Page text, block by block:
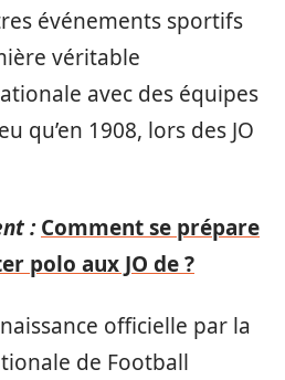
événements sportifs
véritable
avec des équipes
qu’en 1908, lors des JO
: Comment se prépare
polo aux JO de ?
officielle par la
de Football